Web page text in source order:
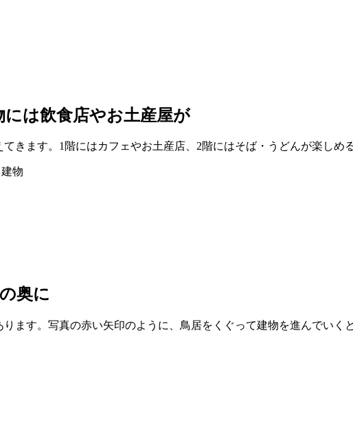
は飲食店やお土産屋が
きます。1階にはカフェやお土産店、2階にはそば・うどんが楽しめ
奥に
ます。写真の赤い矢印のように、鳥居をくぐって建物を進んでいく